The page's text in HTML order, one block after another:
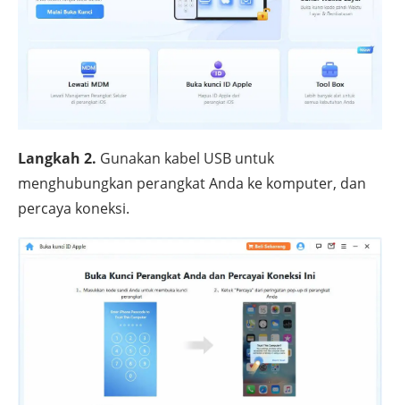
Langkah 2. Gunakan kabel USB untuk
menghubungkan perangkat Anda ke komputer, dan
percaya koneksi.